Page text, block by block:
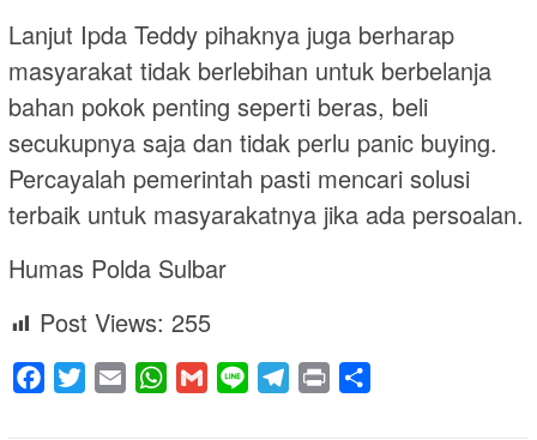
Lanjut Ipda Teddy pihaknya juga berharap
masyarakat tidak berlebihan untuk berbelanja
bahan pokok penting seperti beras, beli
secukupnya saja dan tidak perlu panic buying.
Percayalah pemerintah pasti mencari solusi
terbaik untuk masyarakatnya jika ada persoalan.
Humas Polda Sulbar
Post Views: 255
Facebook
Twitter Email WhatsApp
Gmail Line Telegram
Print